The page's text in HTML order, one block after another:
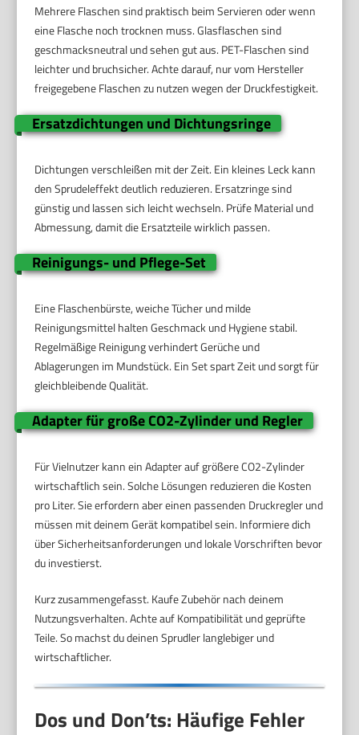
Mehrere Flaschen sind praktisch beim Servieren oder wenn
eine Flasche noch trocknen muss. Glasflaschen sind
geschmacksneutral und sehen gut aus. PET-Flaschen sind
leichter und bruchsicher. Achte darauf, nur vom Hersteller
freigegebene Flaschen zu nutzen wegen der Druckfestigkeit.
Ersatzdichtungen und Dichtungsringe
Dichtungen verschleißen mit der Zeit. Ein kleines Leck kann
den Sprudeleffekt deutlich reduzieren. Ersatzringe sind
günstig und lassen sich leicht wechseln. Prüfe Material und
Abmessung, damit die Ersatzteile wirklich passen.
Reinigungs- und Pflege-Set
Eine Flaschenbürste, weiche Tücher und milde
Reinigungsmittel halten Geschmack und Hygiene stabil.
Regelmäßige Reinigung verhindert Gerüche und
Ablagerungen im Mundstück. Ein Set spart Zeit und sorgt für
gleichbleibende Qualität.
Adapter für große CO2-Zylinder und Regler
Für Vielnutzer kann ein Adapter auf größere CO2-Zylinder
wirtschaftlich sein. Solche Lösungen reduzieren die Kosten
pro Liter. Sie erfordern aber einen passenden Druckregler und
müssen mit deinem Gerät kompatibel sein. Informiere dich
über Sicherheitsanforderungen und lokale Vorschriften bevor
du investierst.
Kurz zusammengefasst. Kaufe Zubehör nach deinem
Nutzungsverhalten. Achte auf Kompatibilität und geprüfte
Teile. So machst du deinen Sprudler langlebiger und
wirtschaftlicher.
Dos und Don’ts: Häufige Fehler